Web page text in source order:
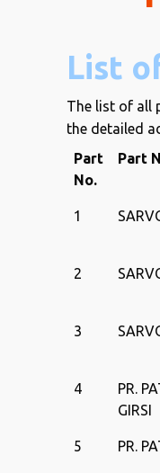
List
The list of all
the detailed
Part
No.
Part
1
2
3
4
PR.
GIRSI
5 PR.